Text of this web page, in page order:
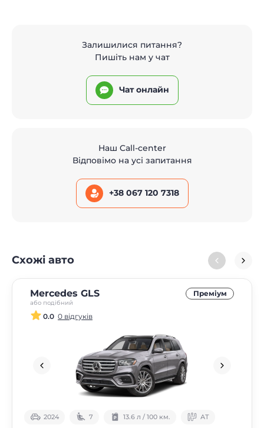
Залишилися питання?
Пишіть нам у чат
Чат онлайн
Наш Call-center
Відповімо на усі запитання
+38 067 120 7318
Схожі авто
Mercedes GLS
або подібний
Преміум
0.0 0 відгуків
2024 7 13.6 л / 100 км. АТ